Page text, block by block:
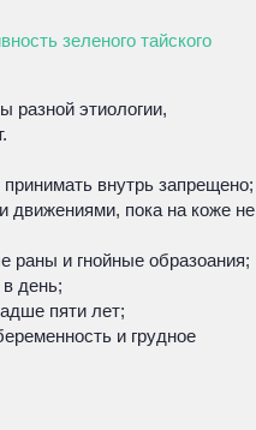
зеленого тайского
разной этиологии,
внутрь запрещено;
движениями, пока на коже не
раны и гнойные образоания;
день;
пяти лет;
и грудное